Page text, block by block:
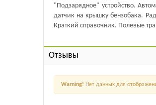
"Подзарядное" устройство.
датчик на крышку бензобака.
Краткий справочник. Полевые
Отзывы
Warning! Нет данных для